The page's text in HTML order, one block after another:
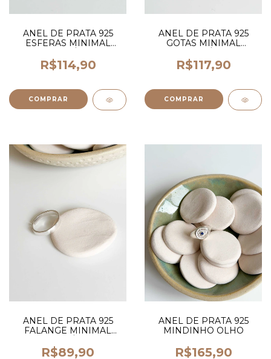
ANEL DE PRATA 925
ESFERAS MINIMAL
R$114,90
ANEL DE PRATA 925
GOTAS MINIMAL
R$117,90
ANEL DE PRATA 925
FALANGE MINIMAL
R$89,90
ANEL DE PRATA 925
MINDINHO OLHO
R$165,90